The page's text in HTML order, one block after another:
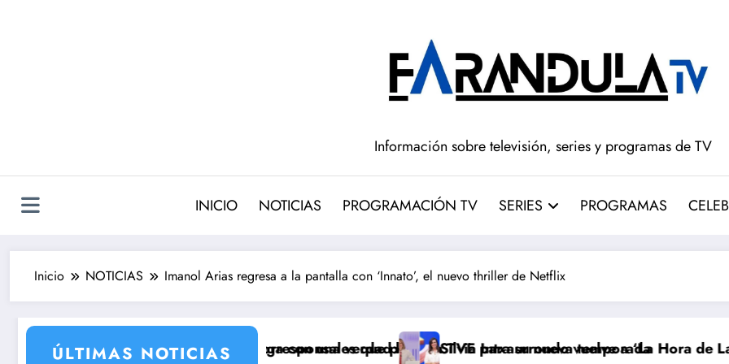
Información sobre televisión, series y programas de TV
INICIO NOTICIAS PROGRAMACIÓN TV SERIES PROGRAMAS
Inicio NOTICIAS Imanol Arias regresa a la pantalla con ‘Innato’, el nuevo thriller de Netflix
ÚLTIMAS NOTICIAS
de Antena 3 que llega con una verdad brutal
Los cuatro cambios de corresponsales que prepara TVE para su nueva temporada
Silvia Intxaurrondo vuelve a ‘La Hora de La 1’ y AidaAdiós